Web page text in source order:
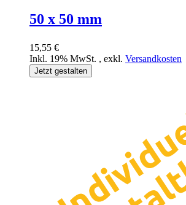
50 x 50 mm
15,55 €
Inkl. 19% MwSt. , exkl. Versandkosten
Jetzt gestalten